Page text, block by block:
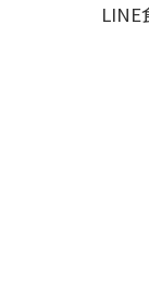
LINE食事